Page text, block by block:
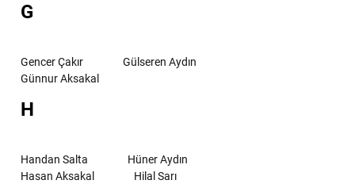
G
Gencer Çakır
Gülseren Aydın
Günnur Aksakal
H
Handan Salta
Hüner Aydın
Hasan Aksakal
Hilal Sarı